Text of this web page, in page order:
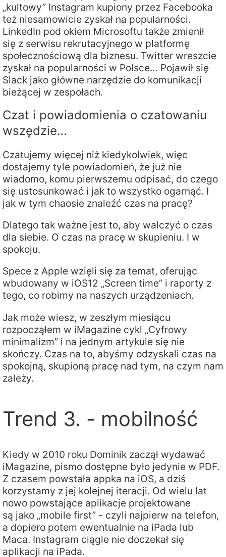
„kultowy” Instagram kupiony przez Facebooka
też niesamowicie zyskał na popularności.
LinkedIn pod okiem Microsoftu także zmienił
się z serwisu rekrutacyjnego w platformę
społecznościową dla biznesu. Twitter wreszcie
zyskał na popularności w Polsce… Pojawił się
Slack jako główne narzędzie do komunikacji
bieżącej w zespołach.
Czat i powiadomienia o czatowaniu
wszędzie…
Czatujemy więcej niż kiedykolwiek, więc
dostajemy tyle powiadomień, że już nie
wiadomo, komu pierwszemu odpisać, do czego
się ustosunkować i jak to wszystko ogarnąć. I
jak w tym chaosie znaleźć czas na pracę?
Dlatego tak ważne jest to, aby walczyć o czas
dla siebie. O czas na pracę w skupieniu. I w
spokoju.
Spece z Apple wzięli się za temat, oferując
wbudowany w iOS12 „Screen time” i raporty z
tego, co robimy na naszych urządzeniach.
Jak może wiesz, w zeszłym miesiącu
rozpocząłem w iMagazine cykl „Cyfrowy
minimalizm” i na jednym artykule się nie
skończy. Czas na to, abyśmy odzyskali czas na
spokojną, skupioną pracę nad tym, na czym nam
zależy.
Trend 3. - mobilność
Kiedy w 2010 roku Dominik zaczął wydawać
iMagazine, pismo dostępne było jedynie w PDF.
Z czasem powstała appka na iOS, a dziś
korzystamy z jej kolejnej iteracji. Od wielu lat
nowo powstające aplikacje projektowane
są jako „mobile first” - czyli najpierw na telefon,
a dopiero potem ewentualnie na iPada lub
Maca. Instagram ciągle nie doczekał się
aplikacji na iPada.